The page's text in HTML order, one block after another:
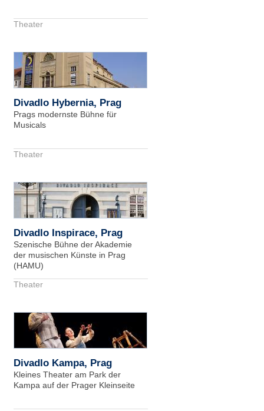
Theater
Divadlo Hybernia, Prag
Prags modernste Bühne für
Musicals
Theater
Divadlo Inspirace, Prag
Szenische Bühne der Akademie
der musischen Künste in Prag
(HAMU)
Theater
Divadlo Kampa, Prag
Kleines Theater am Park der
Kampa auf der Prager Kleinseite